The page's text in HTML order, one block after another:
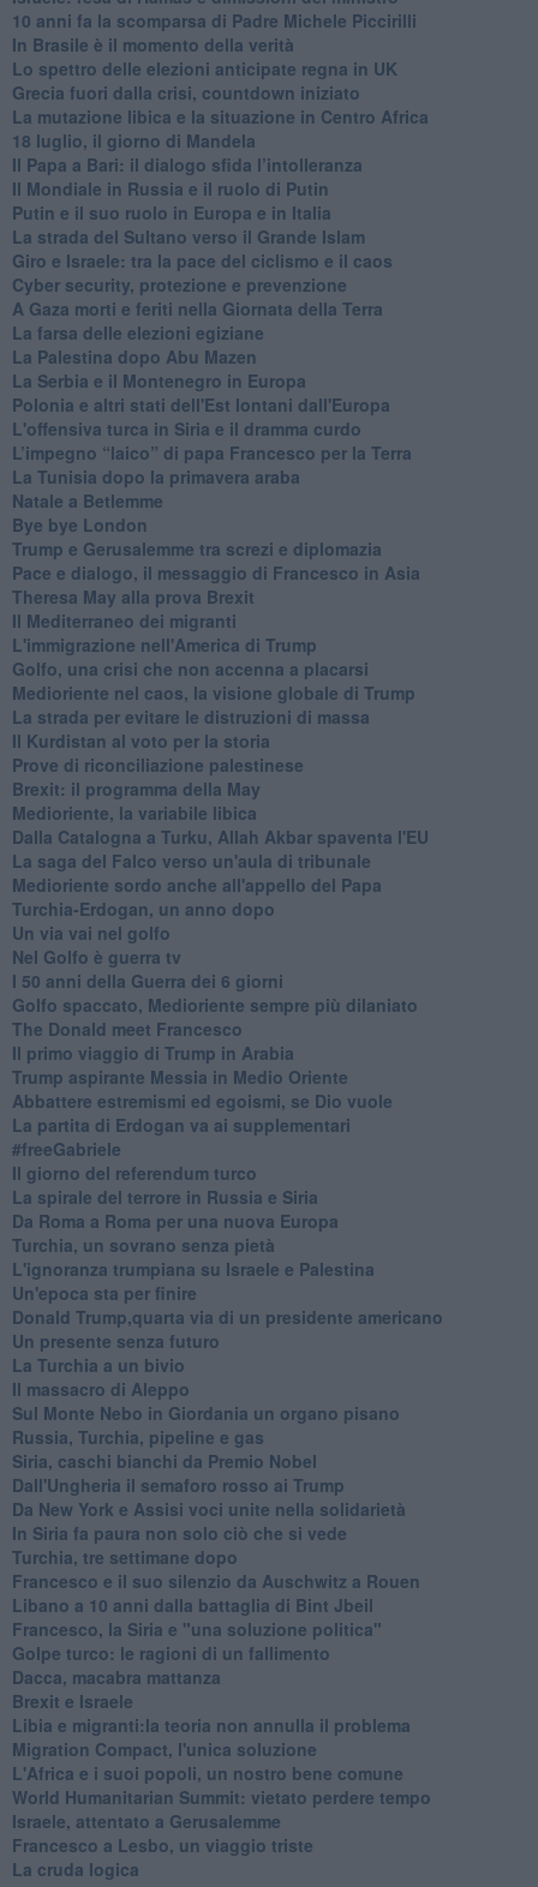
10 anni fa la scomparsa di Padre Michele Piccirilli
In Brasile è il momento della verità
Lo spettro delle elezioni anticipate regna in UK
Grecia fuori dalla crisi, countdown iniziato
La mutazione libica e la situazione in Centro Africa
18 luglio, il giorno di Mandela
Il Papa a Bari: il dialogo sfida l’intolleranza
Il Mondiale in Russia e il ruolo di Putin
Putin e il suo ruolo in Europa e in Italia
La strada del Sultano verso il Grande Islam
Giro e Israele: tra la pace del ciclismo e il caos
Cyber security, protezione e prevenzione
A Gaza morti e feriti nella Giornata della Terra
La farsa delle elezioni egiziane
La Palestina dopo Abu Mazen
La Serbia e il Montenegro in Europa
Polonia e altri stati dell'Est lontani dall'Europa
L'offensiva turca in Siria e il dramma curdo
L’impegno “laico” di papa Francesco per la Terra
La Tunisia dopo la primavera araba
Natale a Betlemme
Bye bye London
Trump e Gerusalemme tra screzi e diplomazia
Pace e dialogo, il messaggio di Francesco in Asia
Theresa May alla prova Brexit
Il Mediterraneo dei migranti
L'immigrazione nell'America di Trump
Golfo, una crisi che non accenna a placarsi
Medioriente nel caos, la visione globale di Trump
La strada per evitare le distruzioni di massa
Il Kurdistan al voto per la storia
Prove di riconciliazione palestinese
Brexit: il programma della May
Medioriente, la variabile libica
Dalla Catalogna a Turku, Allah Akbar spaventa l'EU
La saga del Falco verso un'aula di tribunale
Medioriente sordo anche all'appello del Papa
Turchia-Erdogan, un anno dopo
Un via vai nel golfo
Nel Golfo è guerra tv
I 50 anni della Guerra dei 6 giorni
Golfo spaccato, Medioriente sempre più dilaniato
The Donald meet Francesco
Il primo viaggio di Trump in Arabia
Trump aspirante Messia in Medio Oriente
Abbattere estremismi ed egoismi, se Dio vuole
La partita di Erdogan va ai supplementari
#freeGabriele
Il giorno del referendum turco
La spirale del terrore in Russia e Siria
Da Roma a Roma per una nuova Europa
Turchia, un sovrano senza pietà
L'ignoranza trumpiana su Israele e Palestina
Un'epoca sta per finire
Donald Trump,quarta via di un presidente americano
Un presente senza futuro
La Turchia a un bivio
Il massacro di Aleppo
Sul Monte Nebo in Giordania un organo pisano
Russia, Turchia, pipeline e gas
Siria, caschi bianchi da Premio Nobel
Dall'Ungheria il semaforo rosso ai Trump
Da New York e Assisi voci unite nella solidarietà
In Siria fa paura non solo ciò che si vede
Turchia, tre settimane dopo
Francesco e il suo silenzio da Auschwitz a Rouen
Libano a 10 anni dalla battaglia di Bint Jbeil
Francesco, la Siria e "una soluzione politica"
Golpe turco: le ragioni di un fallimento
Dacca, macabra mattanza
Brexit e Israele
Libia e migranti:la teoria non annulla il problema
Migration Compact, l'unica soluzione
L'Africa e i suoi popoli, un nostro bene comune
World Humanitarian Summit: vietato perdere tempo
Israele, attentato a Gerusalemme
Francesco a Lesbo, un viaggio triste
La cruda logica